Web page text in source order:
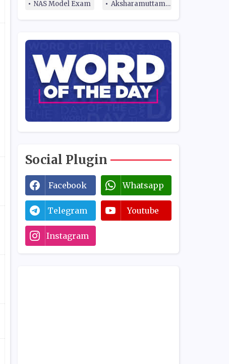
NAS Model Exam Aksharamuttam Quiz
Social Plugin
Facebook Whatsapp
Telegram Youtube
Instagram